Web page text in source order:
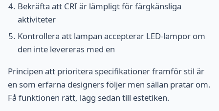
Bekräfta att CRI är lämpligt för färgkänsliga
aktiviteter
Kontrollera att lampan accepterar LED-lampor om
den inte levereras med en
Principen att prioritera specifikationer framför stil är
en som erfarna designers följer men sällan pratar om.
Få funktionen rätt, lägg sedan till estetiken.